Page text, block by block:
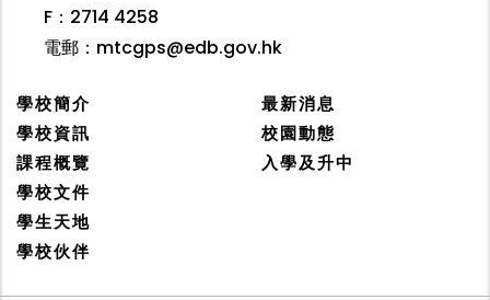
F：2714 4258
電郵： mtcgps@edb.gov.hk
學校簡介
學校資訊
課程概覽
學校文件
學生天地
學校伙伴
最新消息
校園動態
入學及升中